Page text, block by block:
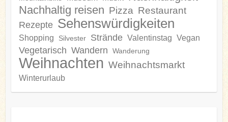
Nachhaltig reisen Pizza Restaurant
Rezepte Sehenswürdigkeiten
Shopping Silvester Strände Valentinstag Vegan
Vegetarisch Wandern Wanderung
Weihnachten Weihnachtsmarkt
Winterurlaub